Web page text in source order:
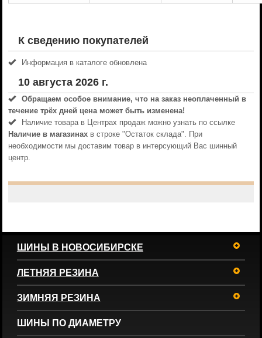
К сведению покупателей
Информация в каталоге обновлена
10 августа 2026 г.
Обращаем особое внимание, что на заказ неоплаченный в
течениe трёх дней цена может быть изменена!
Наличие товара в Центрах продаж можно узнать по ссылке
Наличие в магазинахв строке "Остаток склада". При
необходимости мы доставим товар в интерсующий Вас шинный
центр.
ШИНЫ В НОВОСИБИРСКЕ
ЛЕТНЯЯ РЕЗИНА
ЗИМНЯЯ РЕЗИНА
ШИНЫ ПО ДИАМЕТРУ